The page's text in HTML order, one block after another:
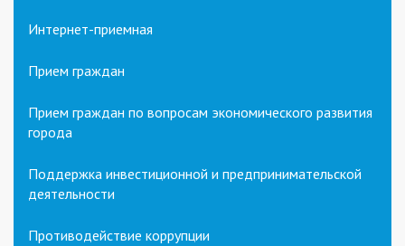
Интернет-приемная
Прием граждан
Прием граждан по вопросам экономического развития
города
Поддержка инвестиционной и предпринимательской
деятельности
Противодействие коррупции